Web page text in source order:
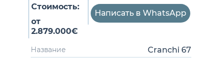
Стоимость:
от
2.879.000€
Написать в WhatsApp
Название Cranchi 67